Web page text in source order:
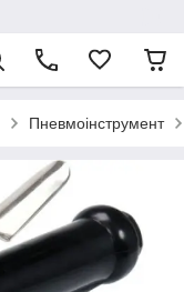
Пневмоінструмент